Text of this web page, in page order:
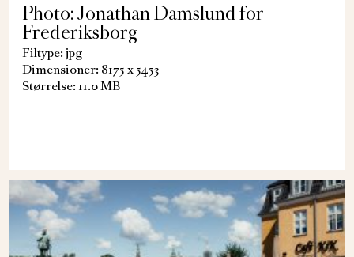
Photo: Jonathan Damslund for
Frederiksborg
Filtype: jpg
Dimensioner: 8175 x 5453
Størrelse: 11.0 MB